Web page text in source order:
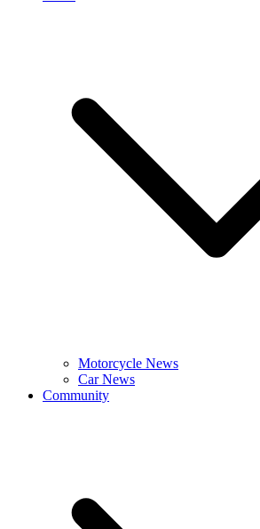
Motorcycle News
Car News
Community